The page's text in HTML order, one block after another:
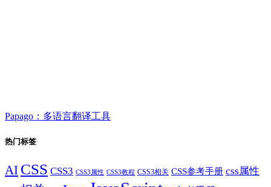
Papago：多语言翻译工具
热门标签
AI CSS CSS3 CSS3属性 CSS3教程 CSS3相关 CSS参考手册 css属性